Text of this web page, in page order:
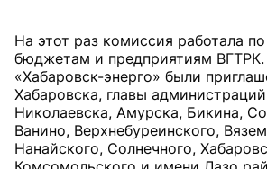
На этот раз комиссия работала
бюджетам и предприятиям
«Хабаровск-энерго» были
Хабаровска, главы
Николаевска, Амурска, Бикина,
Ванино, Верхнебуреинского,
Нанайского, Солнечного,